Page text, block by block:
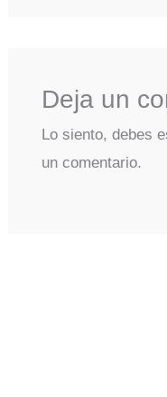
Deja un
Lo siento, debes
un comentario.